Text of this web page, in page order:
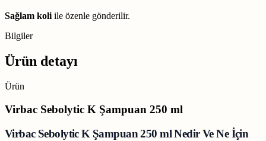
Sağlam koli ile özenle gönderilir.
Bilgiler
Ürün detayı
Ürün
Virbac Sebolytic K Şampuan 250 ml
Virbac Sebolytic K Şampuan 250 ml Nedir Ve Ne İçin